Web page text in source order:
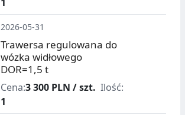
2026-05-31
Trawersa regulowana do
wózka widłowego
DOR=1,5 t
Cena:3 300 PLN / szt. Ilość:
1